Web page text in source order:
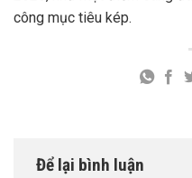
công mục tiêu kép.
Để lại bình luận